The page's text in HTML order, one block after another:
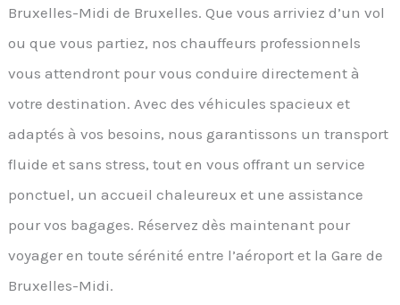
Bruxelles-Midi de Bruxelles. Que vous arriviez d’un vol
ou que vous partiez, nos chauffeurs professionnels
vous attendront pour vous conduire directement à
votre destination. Avec des véhicules spacieux et
adaptés à vos besoins, nous garantissons un transport
fluide et sans stress, tout en vous offrant un service
ponctuel, un accueil chaleureux et une assistance
pour vos bagages. Réservez dès maintenant pour
voyager en toute sérénité entre l’aéroport et la Gare de
Bruxelles-Midi.